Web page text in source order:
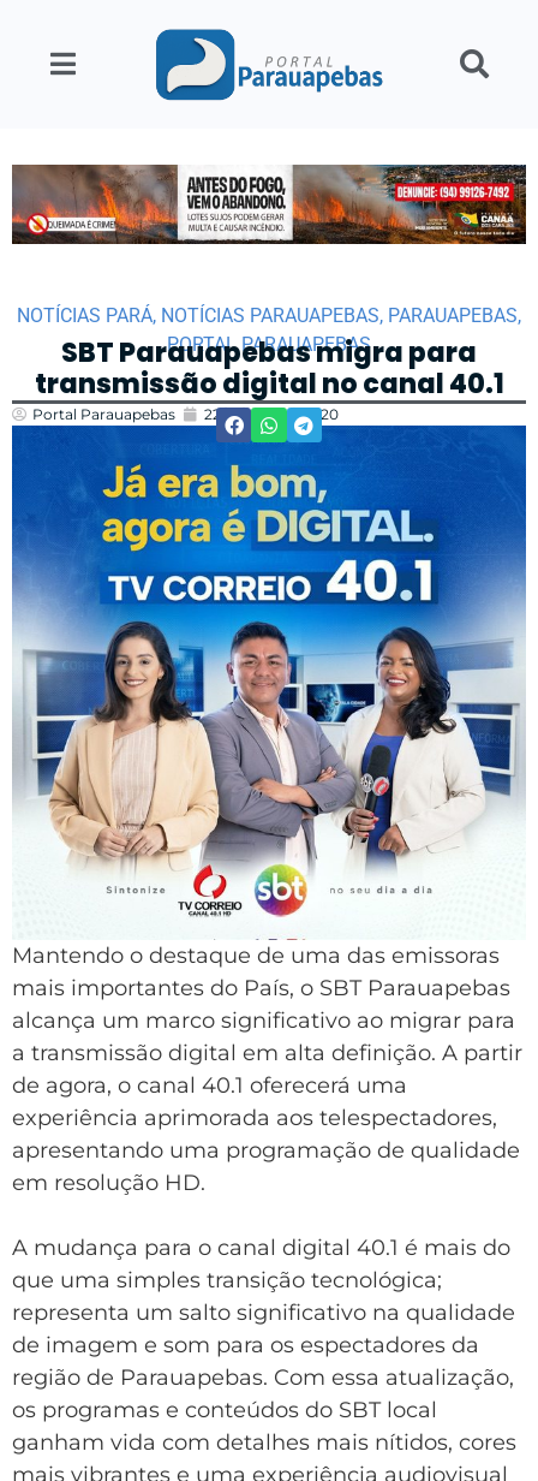
NOTÍCIAS PARÁ, NOTÍCIAS PARAUAPEBAS, PARAUAPEBAS,
PORTAL PARAUAPEBAS
SBT Parauapebas migra para
transmissão digital no canal 40.1
Portal Parauapebas 22/12/2023 11:20
Mantendo o destaque de uma das emissoras
mais importantes do País, o SBT Parauapebas
alcança um marco significativo ao migrar para
a transmissão digital em alta definição. A partir
de agora, o canal 40.1 oferecerá uma
experiência aprimorada aos telespectadores,
apresentando uma programação de qualidade
em resolução HD.
A mudança para o canal digital 40.1 é mais do
que uma simples transição tecnológica;
representa um salto significativo na qualidade
de imagem e som para os espectadores da
região de Parauapebas. Com essa atualização,
os programas e conteúdos do SBT local
ganham vida com detalhes mais nítidos, cores
mais vibrantes e uma experiência audiovisual